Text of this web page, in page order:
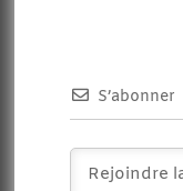
S’abonner